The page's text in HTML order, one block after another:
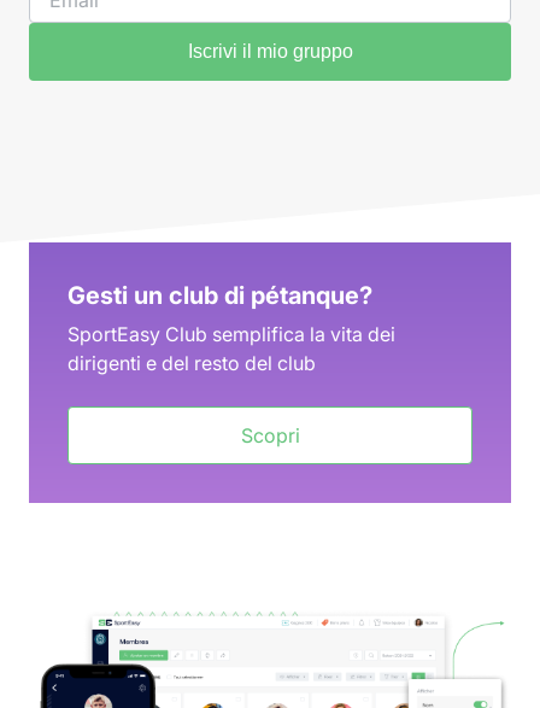
Iscrivi il mio gruppo
Gesti un club di pétanque?
SportEasy Club semplifica la vita dei
dirigenti e del resto del club
Scopri